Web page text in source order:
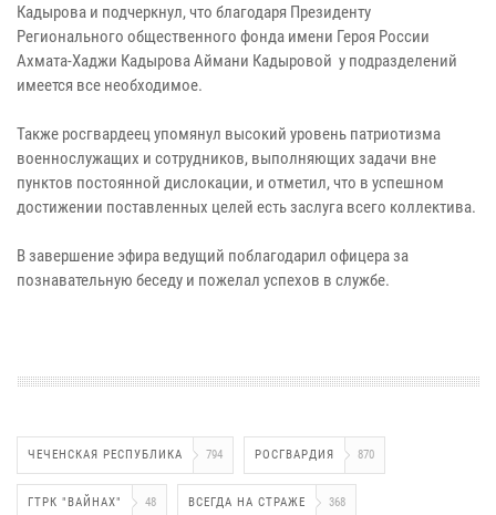
Кадырова и подчеркнул, что благодаря Президенту
Регионального общественного фонда имени Героя России
Ахмата-Хаджи Кадырова Аймани Кадыровой у подразделений
имеется все необходимое.
Также росгвардеец упомянул высокий уровень патриотизма
военнослужащих и сотрудников, выполняющих задачи вне
пунктов постоянной дислокации, и отметил, что в успешном
достижении поставленных целей есть заслуга всего коллектива.
В завершение эфира ведущий поблагодарил офицера за
познавательную беседу и пожелал успехов в службе.
ЧЕЧЕНСКАЯ РЕСПУБЛИКА 794 РОСГВАРДИЯ 870
ГТРК "ВАЙНАХ" 48 ВСЕГДА НА СТРАЖЕ 368